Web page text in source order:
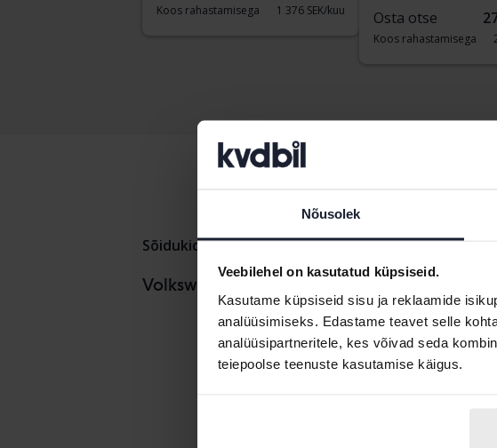
Nõusolek
Veebilehel on kasutatud küpsiseid.
Kasutame küpsiseid sisu ja reklaamide
analüüsimiseks. Edastame teavet selle
analüüsipartneritele, kes võivad seda
teiepoolse teenuste kasutamise käigus.
Koos rahastamisega 1 376 SEK/kuu Osta otse
Koos rahastamisega
Sõidukid Volkswagen Tiguan
Volkswagenmudelid
Volkswagen Caddy
Volkswagen Golf
Volkswagen ID.3